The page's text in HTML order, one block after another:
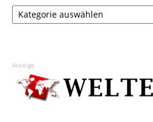
Kategorien
Anzeige